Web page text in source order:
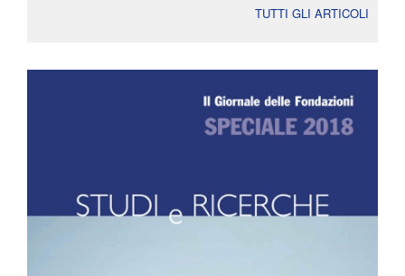
TUTTI GLI ARTICOLI